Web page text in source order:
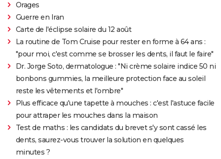
Orages
Guerre en Iran
Carte de l'éclipse solaire du 12 août
La routine de Tom Cruise pour rester en forme à 64 ans :
"pour moi, c'est comme se brosser les dents, il faut le faire"
Dr. Jorge Soto, dermatologue : "Ni crème solaire indice 50 ni
bonbons gummies, la meilleure protection face au soleil
reste les vêtements et l'ombre"
Plus efficace qu'une tapette à mouches : c'est l'astuce facile
pour attraper les mouches dans la maison
Test de maths : les candidats du brevet s'y sont cassé les
dents, saurez-vous trouver la solution en quelques
minutes ?